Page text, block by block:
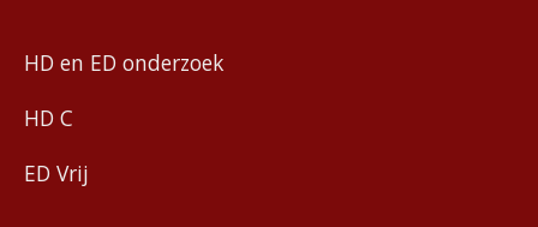
HD en ED onderzoek
HD C
ED Vrij